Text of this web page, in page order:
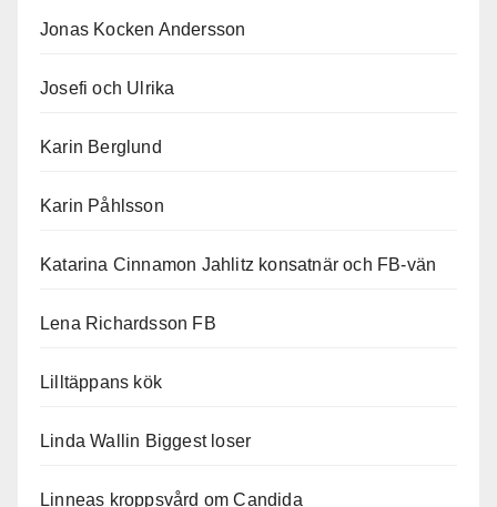
Jonas Kocken Andersson
Josefi och Ulrika
Karin Berglund
Karin Påhlsson
Katarina Cinnamon Jahlitz konsatnär och FB-vän
Lena Richardsson FB
Lilltäppans kök
Linda Wallin Biggest loser
Linneas kroppsvård om Candida